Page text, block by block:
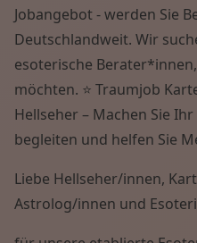
Jobangebot - werden Sie
Deutschlandweit. Wir
esoterische
möchten. ⭐ Traumjob
Hellseher – Machen Sie
begleiten und helfen Sie
Liebe Hellseher/innen,
Astrolog/innen und